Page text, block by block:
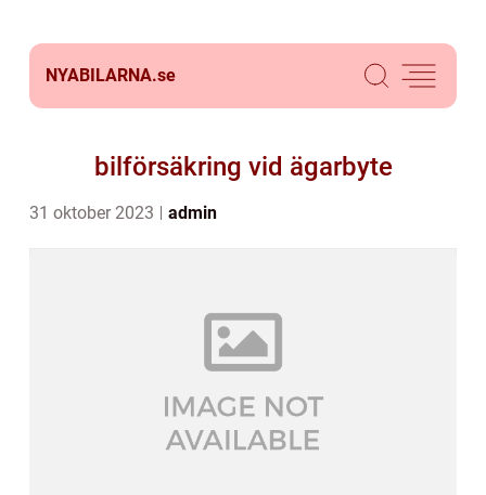
NYABILARNA.se
bilförsäkring vid ägarbyte
31 oktober 2023 admin